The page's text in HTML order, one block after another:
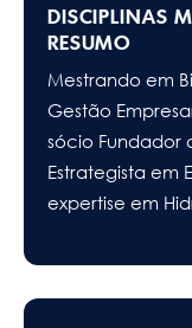
DISCIPLINAS
RESUMO
Mestrando em
Gestão
sócio Fundador
Estrategista em
expertise em